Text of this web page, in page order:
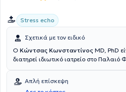
Stress echo
Σχετικά με τον ειδικό
Ο Κώντσας Κωνσταντίνος MD, PhD
διατηρεί ιδιωτικό ιατρείο στο
Αθηνών και διαθέτει πτυχίο ιατρικής
Αριστοτελείου Πανεπιστημίου
Απλή επίσκεψη